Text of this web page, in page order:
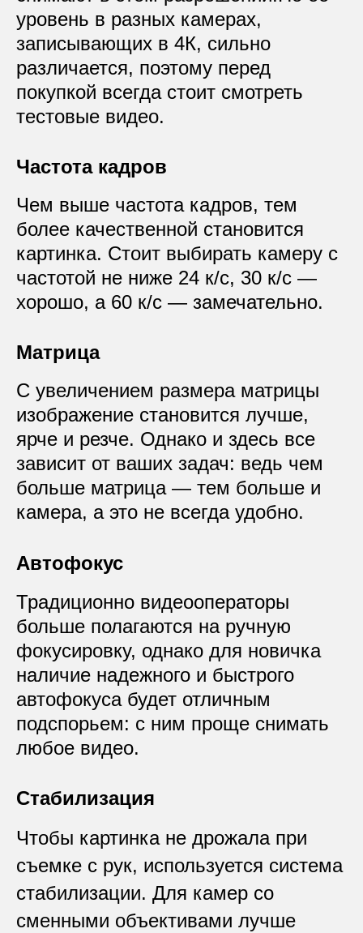
уровень в разных камерах,
записывающих в 4К, сильно
различается, поэтому перед
покупкой всегда стоит смотреть
тестовые видео.
Частота кадров
Чем выше частота кадров, тем
более качественной становится
картинка. Стоит выбирать камеру с
частотой не ниже 24 к/с, 30 к/с —
хорошо, а 60 к/с — замечательно.
Матрица
С увеличением размера матрицы
изображение становится лучше,
ярче и резче. Однако и здесь все
зависит от ваших задач: ведь чем
больше матрица — тем больше и
камера, а это не всегда удобно.
Автофокус
Традиционно видеооператоры
больше полагаются на ручную
фокусировку, однако для новичка
наличие надежного и быстрого
автофокуса будет отличным
подспорьем: с ним проще снимать
любое видео.
Стабилизация
Чтобы картинка не дрожала при
съемке с рук, используется система
стабилизации. Для камер со
сменными объективами лучше